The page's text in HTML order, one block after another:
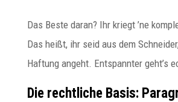
Das Beste daran? Ihr kriegt ’ne
Das heißt, ihr seid aus dem
Haftung angeht. Entspannter geht’s
Die rechtliche Basis: